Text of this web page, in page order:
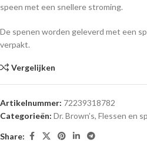
speen met een snellere stroming.
De spenen worden geleverd met een
verpakt.
Vergelijken
Artikelnummer: 72239318782
Categorieën: Dr. Brown’s, Flessen en
Share: